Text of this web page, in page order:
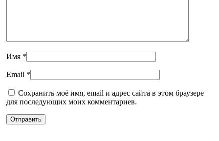
Имя *
Email *
Сохранить моё имя, email и адрес сайта в этом браузере
для последующих моих комментариев.